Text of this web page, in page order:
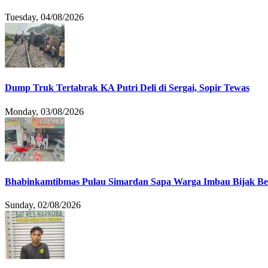
Tuesday, 04/08/2026
Dump Truk Tertabrak KA Putri Deli di Sergai, Sopir Tewas
Monday, 03/08/2026
Bhabinkamtibmas Pulau Simardan Sapa Warga Imbau Bijak
Sunday, 02/08/2026